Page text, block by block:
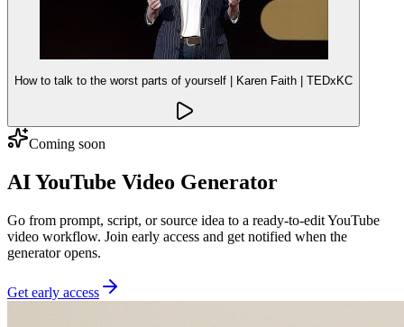
How to talk to the worst parts of yourself | Karen Faith | TEDxKC
Coming soon
AI YouTube Video Generator
Go from prompt, script, or source idea to a ready-to-edit YouTube
video workflow. Join early access and get notified when the
generator opens.
Get early access